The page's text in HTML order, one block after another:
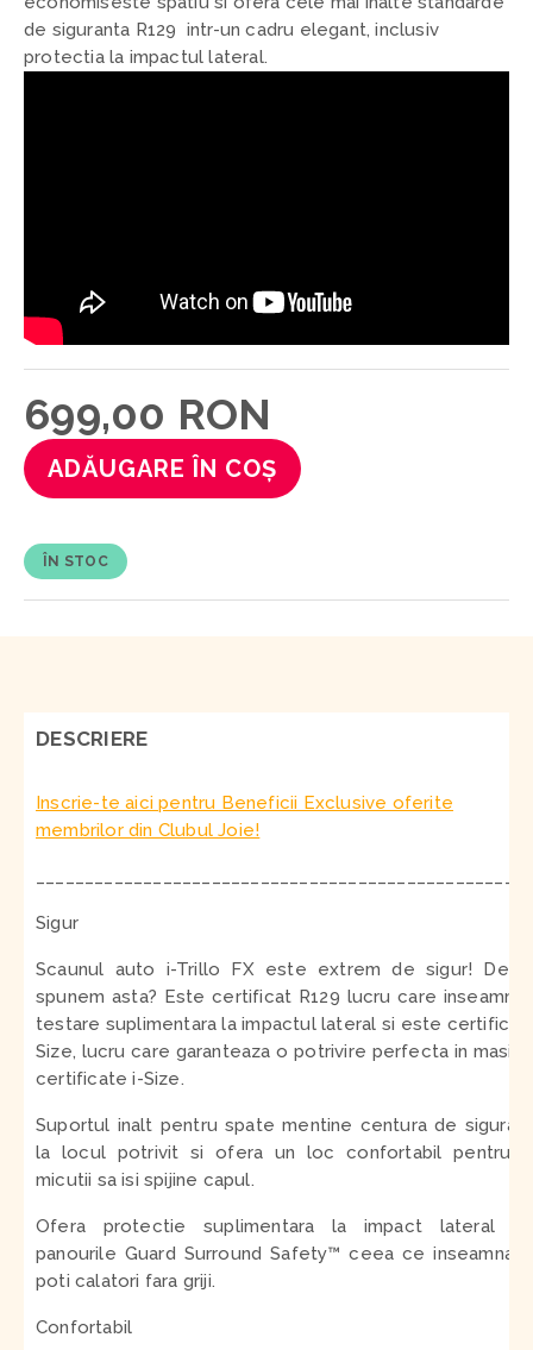
de siguranta R129 intr-un cadru elegant, inclusiv
protectia la impactul lateral.
699,00 RON
ADĂUGARE ÎN COȘ
ÎN STOC
DESCRIERE
Inscrie-te aici pentru Beneficii Exclusive oferite
membrilor din Clubul Joie!
Sigur
Scaunul auto i-Trillo FX este extrem de sigur! De
spunem asta? Este certificat R129 lucru care inseamna
testare suplimentara la impactul lateral si este certificat
Size, lucru care garanteaza o potrivire perfecta in
certificate i-Size.
Suportul inalt pentru spate mentine centura de
la locul potrivit si ofera un loc confortabil pentru
micutii sa isi spijine capul.
Ofera protectie suplimentara la impact lateral
panourile Guard Surround Safety™ ceea ce inseamna
poti calatori fara griji.
Confortabil